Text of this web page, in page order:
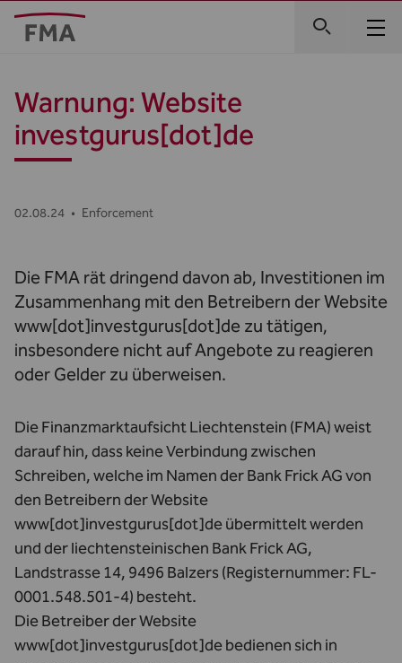
Warnung: Website
investgurus[dot]de
02.08.24 • Enforcement
​Die FMA rät dringend davon ab, Investitionen im
Zusammenhang mit den Betreibern der Website
www[dot]investgurus[dot]de zu tätigen,
insbesondere nicht auf Angebote zu reagieren
oder Gelder zu überweisen.
Die Finanzmarktaufsicht Liechtenstein (FMA) weist
darauf hin, dass keine Verbindung zwischen
Schreiben, welche im Namen der Bank Frick AG von
den Betreibern der Website
www[dot]investgurus[dot]de übermittelt werden
und der liechtensteinischen Bank Frick AG,
Landstrasse 14, 9496 Balzers (Registernummer: FL-
0001.548.501-4) besteht.
Die Betreiber der Website
www[dot]investgurus[dot]de bedienen sich in